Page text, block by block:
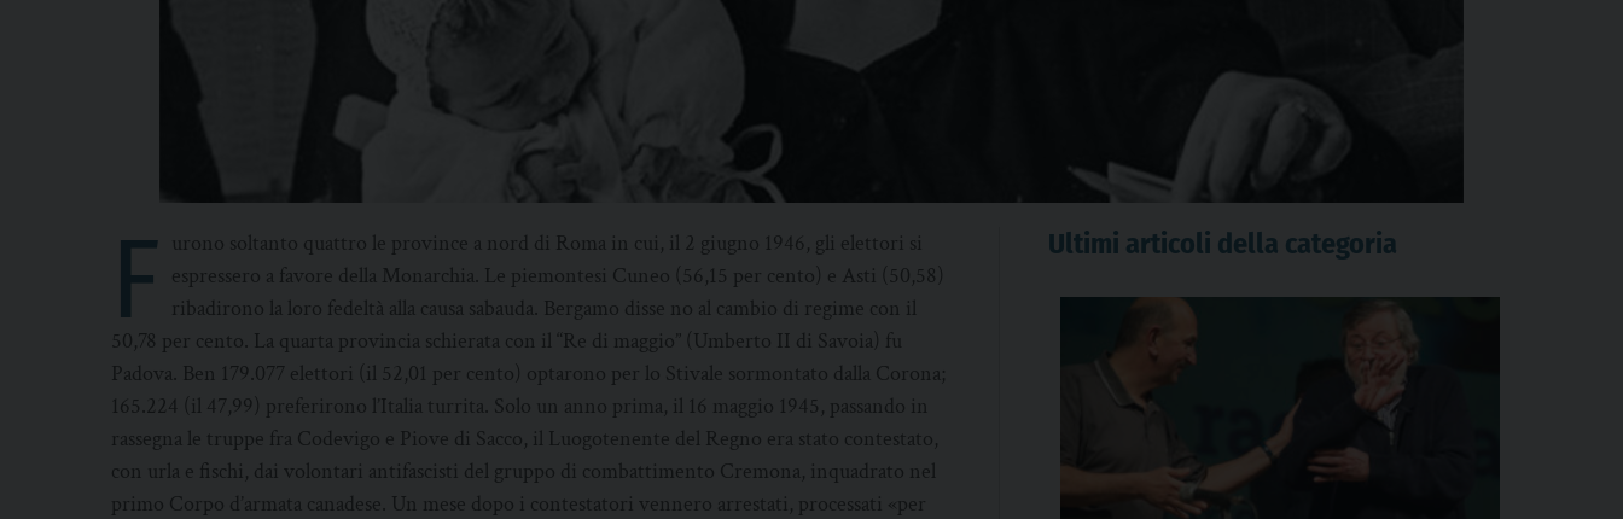
F urono soltanto quattro le province a nord di Roma in cui, il 2 giugno 1946, gli elettori si
espressero a favore della Monarchia. Le piemontesi Cuneo (56,15 per cento) e Asti (50,58)
ribadirono la loro fedeltà alla causa sabauda. Bergamo disse no al cambio di regime con il
50,78 per cento. La quarta provincia schierata con il “Re di maggio” (Umberto II di Savoia) fu
Padova. Ben 179.077 elettori (il 52,01 per cento) optarono per lo Stivale sormontato dalla Corona;
165.224 (il 47,99) preferirono l’Italia turrita. Solo un anno prima, il 16 maggio 1945, passando in
rassegna le truppe fra Codevigo e Piove di Sacco, il Luogotenente del Regno era stato contestato,
con urla e fischi, dai volontari antifascisti del gruppo di combattimento Cremona, inquadrato nel
primo Corpo d’armata canadese. Un mese dopo i contestatori vennero arrestati, processati «per
Ultimi articoli della categoria